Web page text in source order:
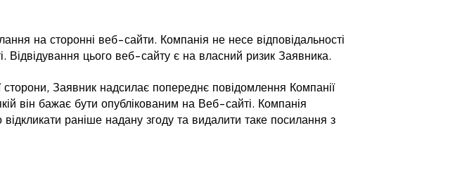
на сторонні веб-сайти. Компанія не несе відповідальності
Відвідування цього веб-сайту є на власний ризик Заявника.
Заявник надсилає попереднє повідомлення Компанії
він бажає бути опублікованим на Веб-сайті. Компанія
раніше надану згоду та видалити таке посилання з